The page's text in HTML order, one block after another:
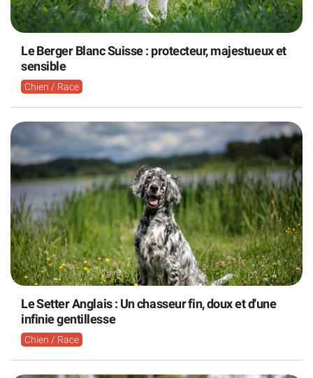
Le Berger Blanc Suisse : protecteur, majestueux et
sensible
Chien / Race
Le Setter Anglais : Un chasseur fin, doux et d'une
infinie gentillesse
Chien / Race